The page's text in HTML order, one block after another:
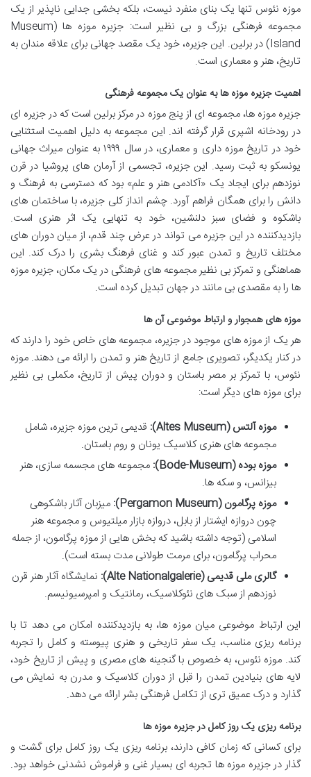
موزه نئوس تنها یک بنای منفرد نیست، بلکه بخشی جدایی ناپذیر از یک
مجموعه فرهنگی بزرگ و بی نظیر است: جزیره موزه ها (Museum
Island) در برلین. این جزیره، خود یک مقصد جهانی برای علاقه مندان به
تاریخ، هنر و معماری است.
اهمیت جزیره موزه ها به عنوان یک مجموعه فرهنگی
جزیره موزه ها، مجموعه ای از پنج موزه در مرکز برلین است که در جزیره ای
در رودخانه اشپری قرار گرفته اند. این مجموعه به دلیل اهمیت استثنایی
خود در تاریخ موزه داری و معماری، در سال ۱۹۹۹ به عنوان میراث جهانی
یونسکو به ثبت رسید. این جزیره، تجسمی از آرمان های پروشیا در قرن
نوزدهم برای ایجاد یک «آکادمی هنر و علم» بود که دسترسی به فرهنگ و
دانش را برای همگان فراهم آورد. چشم انداز کلی جزیره، با ساختمان های
باشکوه و فضای سبز دلنشین، خود به تنهایی یک اثر هنری است.
بازدیدکننده در این جزیره می تواند در عرض چند قدم، از میان دوران های
مختلف تاریخ و تمدن عبور کند و غنای فرهنگ بشری را درک کند. این
هماهنگی و تمرکز بی نظیر مجموعه های فرهنگی در یک مکان، جزیره موزه
ها را به مقصدی بی مانند در جهان تبدیل کرده است.
موزه های همجوار و ارتباط موضوعی آن ها
هر یک از موزه های موجود در جزیره، مجموعه های خاص خود را دارند که
در کنار یکدیگر، تصویری جامع از تاریخ هنر و تمدن را ارائه می دهند. موزه
نئوس، با تمرکز بر مصر باستان و دوران پیش از تاریخ، مکملی بی نظیر
برای موزه های دیگر است:
موزه آلتس (Altes Museum):
قدیمی ترین موزه جزیره، شامل
مجموعه های هنری کلاسیک یونان و روم باستان.
موزه بوده (Bode-Museum):
مجموعه های مجسمه سازی، هنر
بیزانس، و سکه ها.
موزه پرگامون (Pergamon Museum):
میزبان آثار باشکوهی
چون دروازه ایشتار از بابل، دروازه بازار میلتیوس و مجموعه هنر
اسلامی (توجه داشته باشید که بخش هایی از موزه پرگامون، از جمله
محراب پرگامون، برای مرمت طولانی مدت بسته است).
گالری ملی قدیمی (Alte Nationalgalerie):
نمایشگاه آثار هنر قرن
نوزدهم از سبک های نئوکلاسیک، رمانتیک و امپرسیونیسم.
این ارتباط موضوعی میان موزه ها، به بازدیدکننده امکان می دهد تا با
برنامه ریزی مناسب، یک سفر تاریخی و هنری پیوسته و کامل را تجربه
کند. موزه نئوس، به خصوص با گنجینه های مصری و پیش از تاریخ خود،
لایه های بنیادین تمدن را قبل از دوران کلاسیک و مدرن به نمایش می
گذارد و درک عمیق تری از تکامل فرهنگی بشر ارائه می دهد.
برنامه ریزی یک روز کامل در جزیره موزه ها
برای کسانی که زمان کافی دارند، برنامه ریزی یک روز کامل برای گشت و
گذار در جزیره موزه ها تجربه ای بسیار غنی و فراموش نشدنی خواهد بود.